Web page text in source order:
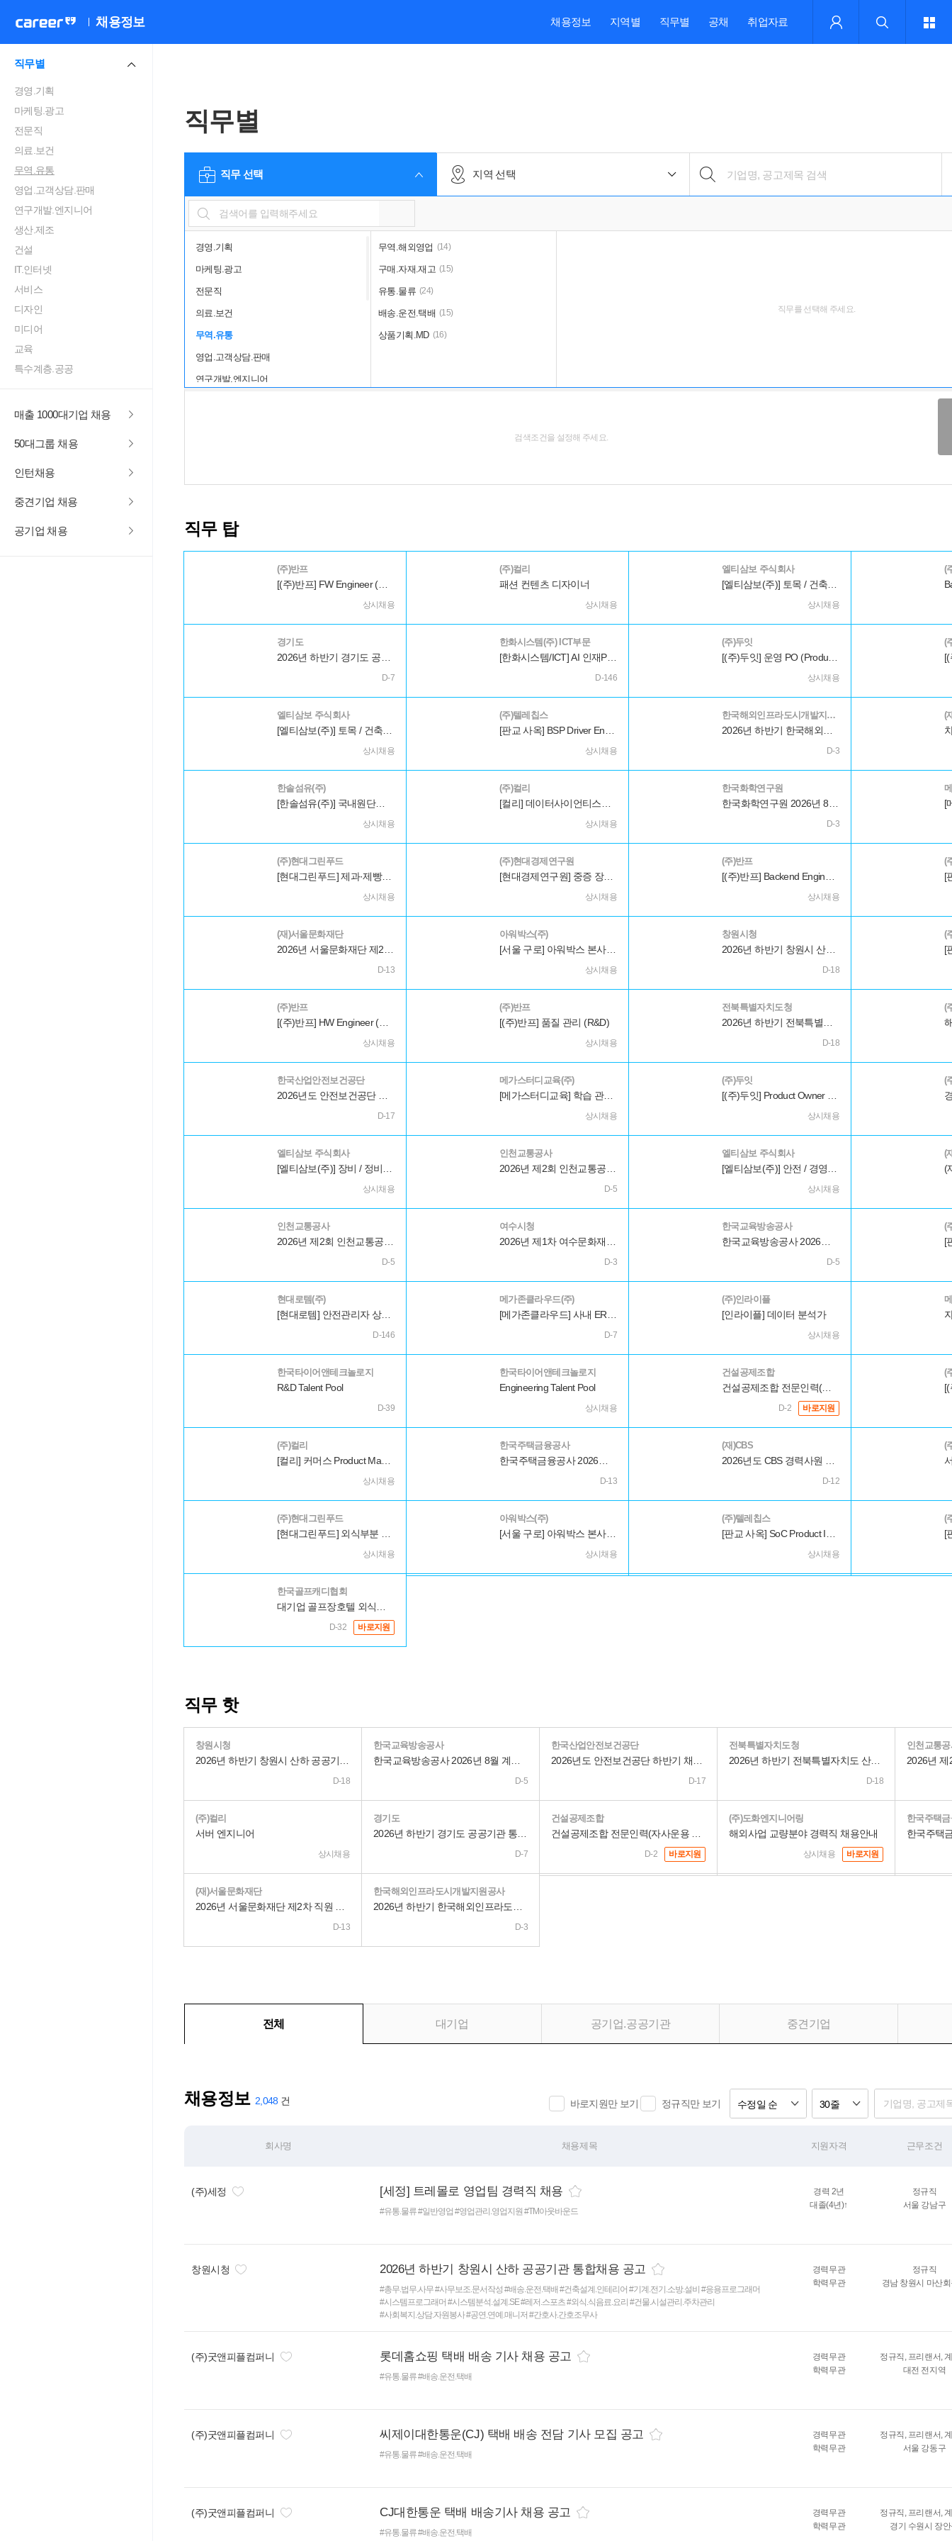
채용정보 채용정보 지역별 직무별 공채 취업자료
직무별
경영.기획
마케팅.광고
전문직
의료.보건
무역.유통
영업.고객상담.판매
연구개발.엔지니어
생산.제조
건설
IT.인터넷
서비스
디자인
미디어
교육
특수계층.공공
매출 1000대기업 채용
50대그룹 채용
인턴채용
중견기업 채용
공기업 채용
직무별
직무 선택 지역 선택
경영.기획
마케팅.광고
전문직
의료.보건
무역.유통
영업.고객상담.판매
연구개발.엔지니어
교육
특수계층.공공
무역.해외영업 (14)
구매.자재.재고 (15)
유통.물류 (24)
배송.운전.택배 (15)
상품기획.MD (16)
직무를 선택해 주세요.
검색조건을 설정해 주세요.
직무 탑
(주)반프
[(주)반프] FW Engineer (R&D)
상시채용
(주)컬리
패션 컨텐츠 디자이너
상시채용
엘티삼보 주식회사
상시채용
(
경기도
D-7
한화시스템(주) ICT부문
[한화시스템/ICT] AI 인재Pool 등록
D-146
(주)두잇
상시채용
(
엘티삼보 주식회사
상시채용
(주)텔레칩스
상시채용
한국해외인프라도시개발지원공사
D-3
(
한솔섬유(주)
[한솔섬유(주)] 국내원단생산팀 신입(인턴) 또는 경력(본사)
상시채용
(주)컬리
상시채용
한국화학연구원
D-3
(주)현대그린푸드
[현대그린푸드] 제과·제빵사 상시채용
상시채용
(주)현대경제연구원
[현대경제연구원] 중증 장애인 채용 (상시 인재풀)
상시채용
(주)반프
상시채용
(
(재)서울문화재단
D-13
아워박스(주)
[서울 구로] 아워박스 본사 영업&센터 운영지원(신입/경력)
상시채용
창원시청
2026년 하반기 창원시 산하 공공기관 통합채용 공고
D-18
(
(주)반프
[(주)반프] HW Engineer (R&D)
상시채용
(주)반프
[(주)반프] 품질 관리 (R&D)
상시채용
전북특별자치도청
D-18
(
한국산업안전보건공단
D-17
메가스터디교육(주)
[메가스터디교육] 학습 관리교사 채용
상시채용
(주)두잇
상시채용
(
엘티삼보 주식회사
상시채용
인천교통공사
D-5
엘티삼보 주식회사
상시채용
(
인천교통공사
D-5
여수시청
D-3
한국교육방송공사
D-5
(
현대로템(주)
[현대로템] 안전관리자 상시인재 Pool(전국)
D-146
메가존클라우드(주)
D-7
(주)인라이플
[인라이플] 데이터 분석가
상시채용
한국타이어앤테크놀로지
R&D Talent Pool
D-39
한국타이어앤테크놀로지
Engineering Talent Pool
상시채용
건설공제조합
건설공제조합 전문인력(자사운용 AI엔지니어)채용 공고
D-2 바로지원
(
(주)컬리
상시채용
한국주택금융공사
D-13
(재)CBS
D-12
(
(주)현대그린푸드
상시채용
아워박스(주)
[서울 구로] 아워박스 본사 물류기획/운영(신입/경력)
상시채용
(주)텔레칩스
상시채용
(
한국골프캐디협회
D-32 바로지원
직무 핫
창원시청
D-18
한국교육방송공사
D-5
한국산업안전보건공단
D-17
전북특별자치도청
2026년 하반기 전북특별자치도 산하 공공기관 직원 통합채용 필기시험 공고
D-18
인천교통
(주)컬리
서버 엔지니어
상시채용
경기도
D-7
건설공제조합
D-2 바로지원
(주)도화엔지니어링
해외사업 교량분야 경력직 채용안내
상시채용 바로지원
한국주택
(재)서울문화재단
D-13
한국해외인프라도시개발지원공사
D-3
전체 대기업 공기업.공공기관 중견기업
채용정보 2,048 바로지원만 보기 정규직만 보기 수정일 순 30줄
회사명 채용제목 지원자격 근무조건
(주)세정 [세정] 트레몰로 영업팀 경력직 채용
#유통.물류#일반영업 #영업관리.영업지원 #TM아웃바운드
경력 2년
대졸(4년)↑
정규직
서울 강남구
창원시청 2026년 하반기 창원시 산하 공공기관 통합채용 공고
#총무.법무.사무#사무보조.문서작성 #배송.운전.택배 #건축설계.인테리어 #기계.전기.소방.설비 #응용프로그래머
#시스템프로그래머 #시스템분석.설계.SE#레저.스포츠#외식.식음료.요리 #건물.시설관리.주차관리
#사회복지.상담.자원봉사#공연.연예.매니저 #간호사.간호조무사
경력무관
학력무관
정규직
경남 창원시 마산
(주)굿앤피플컴퍼니 롯데홈쇼핑 택배 배송 기사 채용 공고
#유통.물류#배송.운전.택배
경력무관
학력무관
정규직, 프리랜서,
대전 전지역
(주)굿앤피플컴퍼니 씨제이대한통운(CJ) 택배 배송 전담 기사 모집 공고
#유통.물류#배송.운전.택배
경력무관
학력무관
정규직, 프리랜서,
서울 강동구
(주)굿앤피플컴퍼니 CJ대한통운 택배 배송기사 채용 공고
#유통.물류#배송.운전.택배
경력무관
학력무관
정규직, 프리랜서,
경기 수원시 장